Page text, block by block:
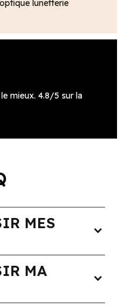
lunetterie
mieux. 4.8/5 sur la
MES
expand_more
MA
expand_more